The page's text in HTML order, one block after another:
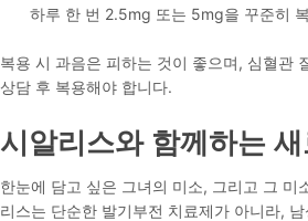
하루 한 번 2.5mg 또는 5mg을 꾸준히
복용 시 과음은 피하는 것이 좋으며, 심혈관
상담 후 복용해야 합니다.
시알리스와 함께하는
한눈에 담고 싶은 그녀의 미소, 그리고 그
리스는 단순한 발기부전 치료제가 아니라,